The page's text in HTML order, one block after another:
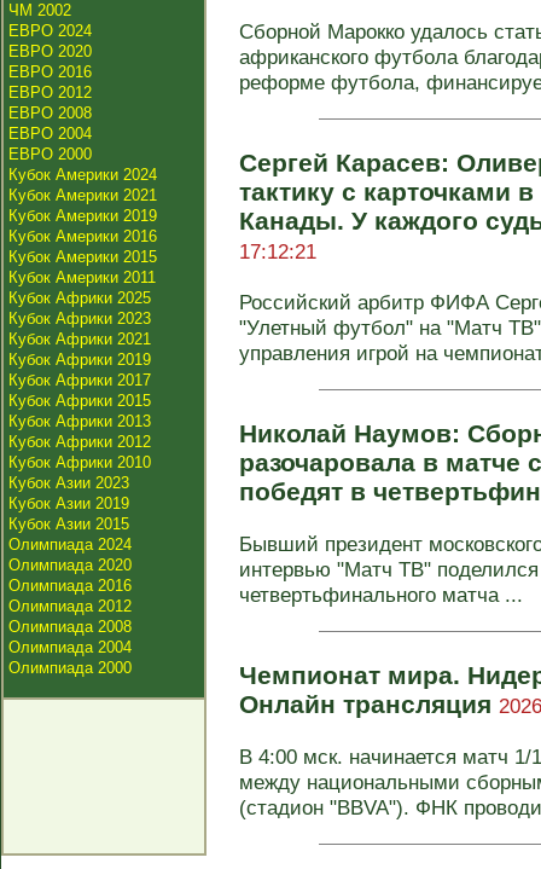
ЧМ 2002
ЕВРО 2024
ЕВРО 2020
ЕВРО 2016
ЕВРО 2012
ЕВРО 2008
ЕВРО 2004
ЕВРО 2000
Кубок Америки 2024
Кубок Америки 2021
Кубок Америки 2019
Кубок Америки 2016
Кубок Америки 2015
Кубок Америки 2011
Кубок Африки 2025
Кубок Африки 2023
Кубок Африки 2021
Кубок Африки 2019
Кубок Африки 2017
Кубок Африки 2015
Кубок Африки 2013
Кубок Африки 2012
Кубок Африки 2010
Кубок Азии 2023
Кубок Азии 2019
Кубок Азии 2015
Олимпиада 2024
Олимпиада 2020
Олимпиада 2016
Олимпиада 2012
Олимпиада 2008
Олимпиада 2004
Олимпиада 2000
Сборной Марокко удалось
африканского футбола
реформе футбола,
Сергей Карасев:
тактику с карточками
Канады. У каждого
17:12:21
Российский арбитр ФИФА
"Улетный футбол" на "Матч
управления игрой на
Николай Наумов:
разочаровала в матче
победят в
Бывший президент
интервью "Матч ТВ"
четвертьфинального матча ...
Чемпионат мира.
Онлайн трансляция
В 4:00 мск. начинается матч
между национальными
(стадион "BBVA"). ФНК